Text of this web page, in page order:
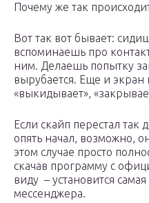
Почему же так
Вот так вот бывает:
вспоминаешь про
ним. Делаешь попытку
вырубается. Еще и экран
«выкидывает»,
Если скайп перестал так
опять начал, возможно,
этом случае просто
скачав программу с
виду – установится
мессенджера.